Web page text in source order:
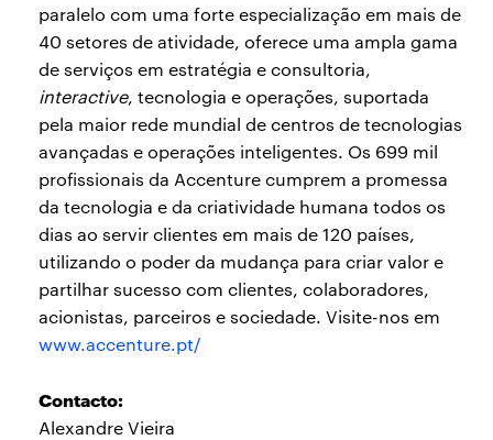
paralelo com uma forte especialização em mais de
40 setores de atividade, oferece uma ampla gama
de serviços em estratégia e consultoria,
interactive, tecnologia e operações, suportada
pela maior rede mundial de centros de tecnologias
avançadas e operações inteligentes. Os 699 mil
profissionais da Accenture cumprem a promessa
da tecnologia e da criatividade humana todos os
dias ao servir clientes em mais de 120 países,
utilizando o poder da mudança para criar valor e
partilhar sucesso com clientes, colaboradores,
acionistas, parceiros e sociedade. Visite-nos em
www.accenture.pt/
Contacto:
Alexandre Vieira